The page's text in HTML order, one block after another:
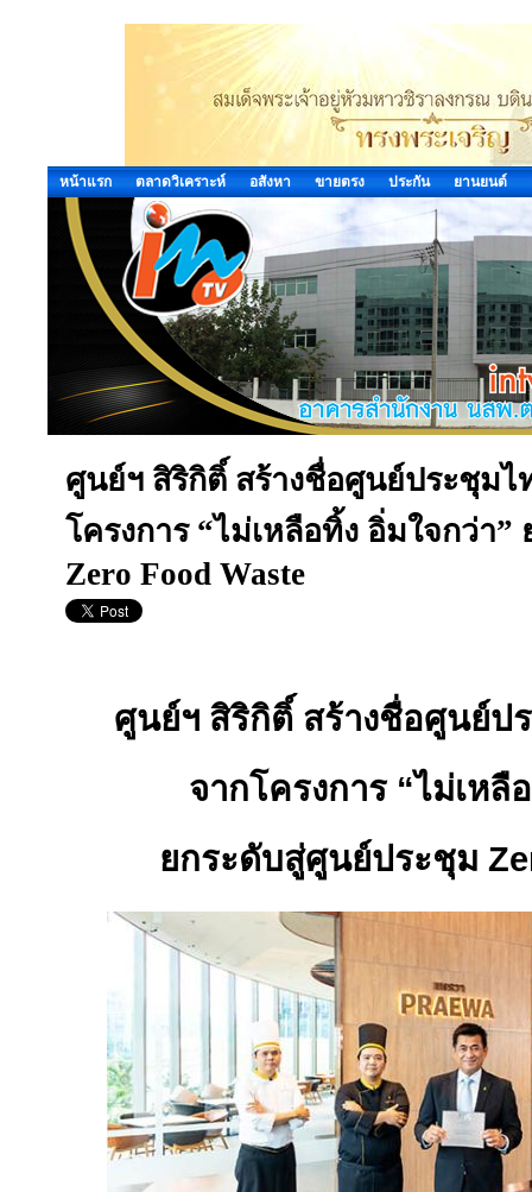
หน้าแรก ตลาดวิเคราะห์ อสังหา ขายตรง ประกัน ยานยนต์
ศูนย์ฯ สิริกิติ์ สร้างชื่อศูนย์ประชุมไ
โครงการ “ไม่เหลือทิ้ง อิ่มใจกว่า
Zero Food Waste
ศูนย์ฯ สิริกิติ์ สร้างชื่อศูนย์ป
จากโครงการ “ไม่เหลื
ยกระดับสู่ศูนย์ประชุม